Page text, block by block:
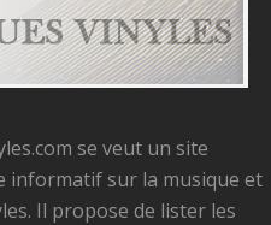
se veut un site
informatif sur la musique et
Il propose de lister les